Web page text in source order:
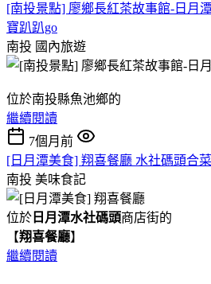
[南投景點] 廖鄉長紅茶故事館-日月
寶趴趴go
南投 國內旅遊
位於南投縣魚池鄉的
繼續閱讀
7個月前
[日月潭美食] 翔喜餐廳 水社碼頭合
南投 美味食記
位於 日月潭水社碼頭商店街的
【翔喜餐廳】
繼續閱讀